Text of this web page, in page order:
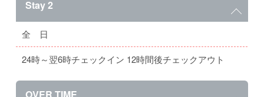
Stay 2
全 日
24時～翌6時チェックイン 12時間後チェックアウト